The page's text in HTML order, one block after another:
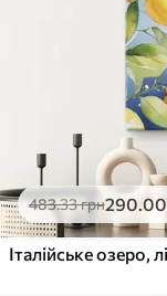
483.33грн290.00